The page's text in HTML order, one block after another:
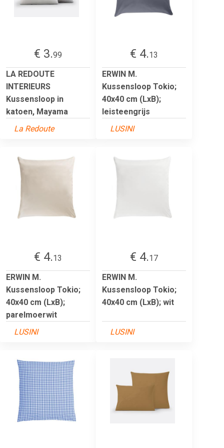
€ 3.99
LA REDOUTE
INTERIEURS
Kussensloop in
katoen, Mayama
La Redoute
€ 4.13
ERWIN M.
Kussensloop Tokio;
40x40 cm (LxB);
leisteengrijs
LUSINI
€ 4.13
ERWIN M.
Kussensloop Tokio;
40x40 cm (LxB);
parelmoerwit
LUSINI
€ 4.17
ERWIN M.
Kussensloop Tokio;
40x40 cm (LxB); wit
LUSINI